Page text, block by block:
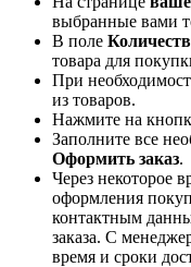
выбранные вами
В поле
товара для
При
из товаров.
Нажмите на
Заполните все
Оформить заказ.
Через некоторое
оформления
контактным
заказа. С
время и сроки